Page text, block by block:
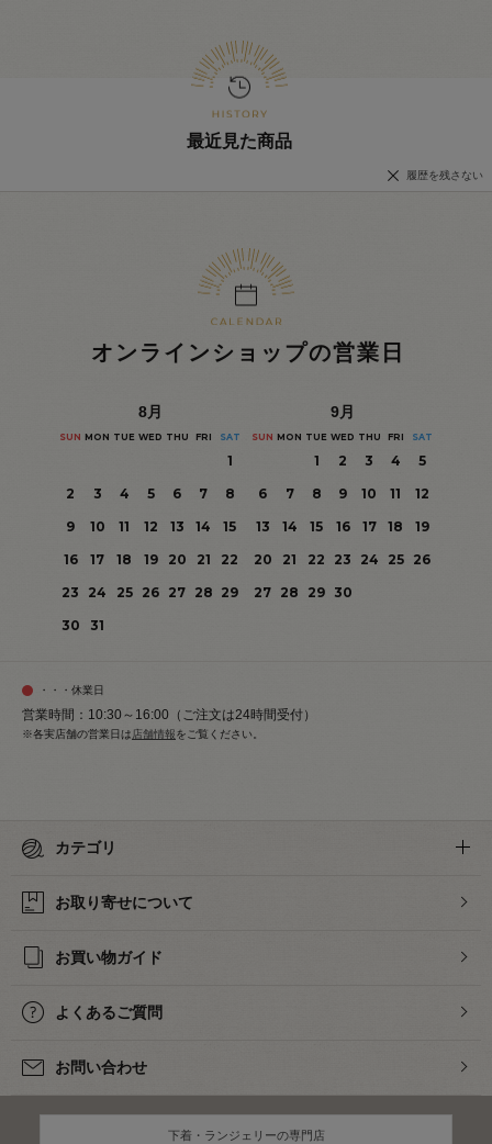
最近見た商品
履歴を残さない
オンラインショップの営業日
8月
SUN MON TUE WED THU FRI SAT
1
2
3 4 5 6 7
8
9
10 11 12 13 14
15
16
17 18 19 20 21
22
23
24 25 26 27 28 29
30
31
9月
SUN MON TUE WED THU FRI SAT
1 2 3 4
5
6
7 8 9 10 11
12
13
14 15 16 17 18
19
20
21 22 23 24 25
26
27 28 29 30
・・・休業日
営業時間：10:30～16:00（ご注文は24時間受付）
※各実店舗の営業日は 店舗情報をご覧ください。
カテゴリ
お取り寄せについて
お買い物ガイド
よくあるご質問
お問い合わせ
下着・ランジェリーの専門店